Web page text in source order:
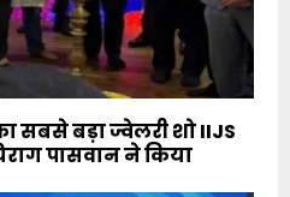
सबसे बड़ा ज्वेलरी शो IIJS
पासवान ने किया